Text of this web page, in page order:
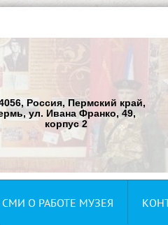
Россия, Пермский край,
ул. Ивана Франко, 49,
корпус 2
СМИ О РАБОТЕ МУЗЕЯ